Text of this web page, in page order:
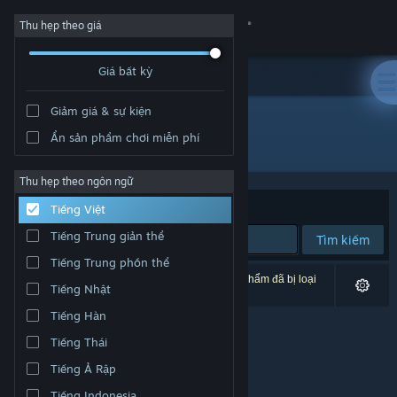
Đăng nhập
Cộng đồng
Thông tin
Hỗ trợ
Thay đổi ngôn ngữ
Cài ứng dụng Steam di động
Xem web cho desktop
Thu hẹp theo giá
Giá bất kỳ
Giảm giá & sự kiện
Ẩn sản phẩm chơi miễn phí
Thu hẹp theo ngôn ngữ
Tiếng Việt
Tiếng Trung giản thể
Tiếng Trung phồn thể
Tiếng Nhật
Tiếng Hàn
Tiếng Thái
Tiếng Ả Rập
Nhà phát triển: Joker Studio
Xếp theo Độ liên quan
Tìm kiếm
0 kết quả phù hợp tìm kiếm của bạn. 1 tựa sản phẩm đã bị loại
trừ dựa trên tùy chỉnh của bạn.